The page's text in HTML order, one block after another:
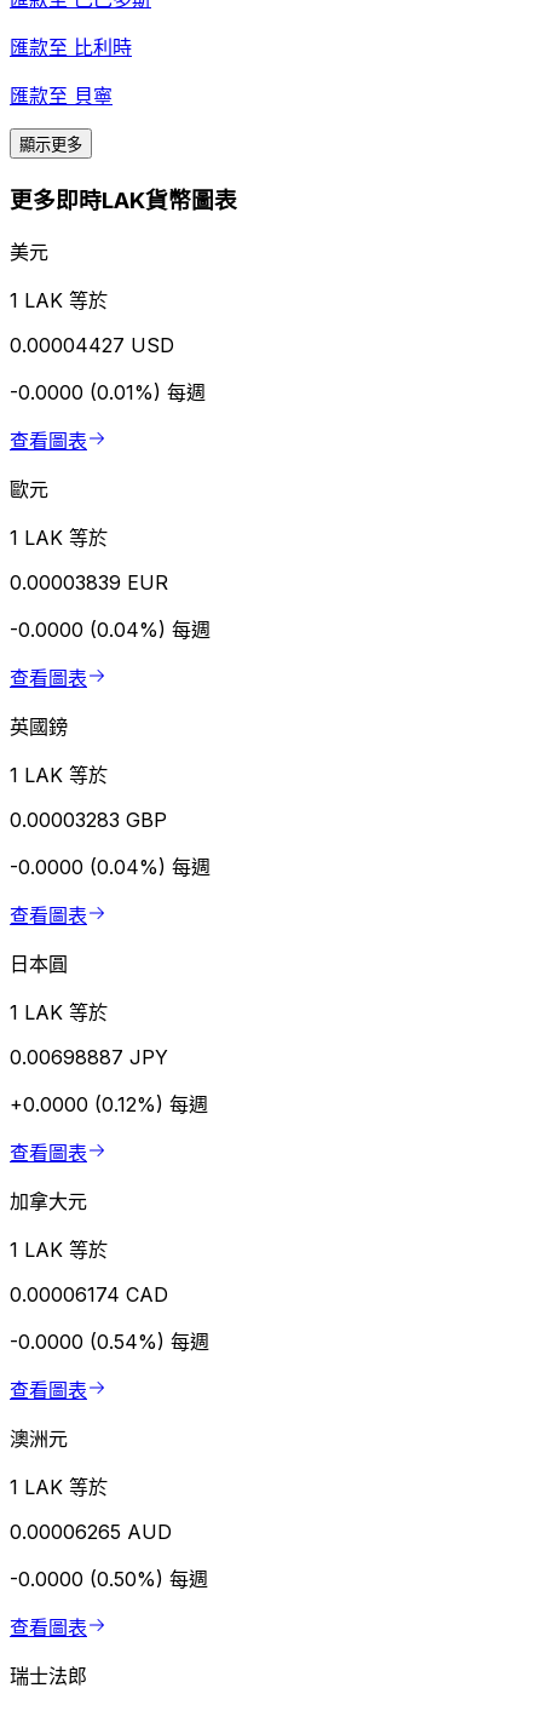
匯款至 比利時
匯款至 貝寧
顯示更多
更多即時LAK貨幣圖表
美元
1 LAK 等於
0.00004427 USD
-0.0000 (0.01%) 每週
查看圖表
歐元
1 LAK 等於
0.00003839 EUR
-0.0000 (0.04%) 每週
查看圖表
英國鎊
1 LAK 等於
0.00003283 GBP
-0.0000 (0.04%) 每週
查看圖表
日本圓
1 LAK 等於
0.00698887 JPY
+0.0000 (0.12%) 每週
查看圖表
加拿大元
1 LAK 等於
0.00006174 CAD
-0.0000 (0.54%) 每週
查看圖表
澳洲元
1 LAK 等於
0.00006265 AUD
-0.0000 (0.50%) 每週
查看圖表
瑞士法郎